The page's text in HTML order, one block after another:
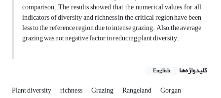
comparison. The results showed that the numerical values for all
indicators of diversity and richness in the critical region have been
less to the reference region due to intense grazing. Also, the average
grazing was not negative factor in reducing plant diversity.
کلیدواژه‌ها English
Plant diversity richness Grazing Rangeland Gorgan